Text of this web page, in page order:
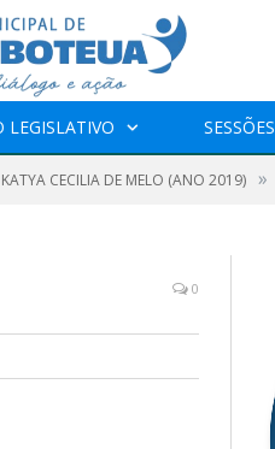
LEGISLATIVO SESSÕES
CECILIA DE MELO (ANO 2019) »
0